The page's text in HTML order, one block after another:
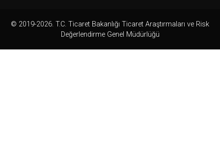
© 2019-2026. T.C. Ticaret Bakanlığı Ticaret Araştırmaları ve Risk
Değerlendirme Genel Müdürlüğü